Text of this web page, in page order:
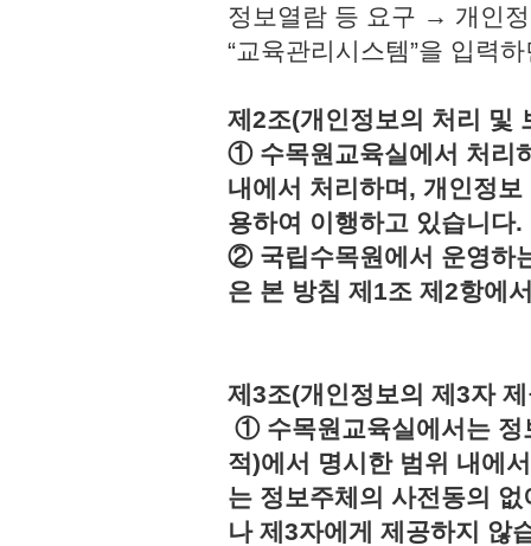
정보열람 등 요구 → 개인
“교육관리시스템”을 입력
제2조(개인정보의 처리 및
① 수목원교육실에서 처리
내에서 처리하며, 개인정
용하여 이행하고 있습니다.
② 국립수목원에서 운영하
은 본 방침 제1조 제2항에
제3조(개인정보의 제3자
① 수목원교육실에서는 정
적)에서 명시한 범위 내에
는 정보주체의 사전동의
나 제3자에게 제공하지 않